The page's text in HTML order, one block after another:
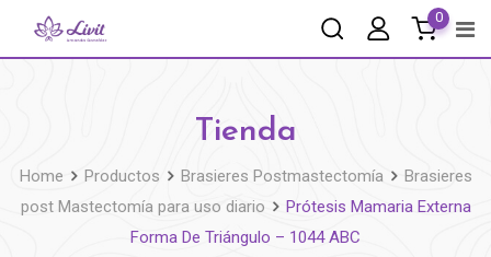
0
Tienda
Home Productos Brasieres Postmastectomía
Brasieres
post Mastectomía para uso diario
Prótesis Mamaria Externa
Forma De Triángulo – 1044 ABC